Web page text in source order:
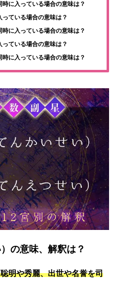
に入っている場合の意味は？
ている場合の意味は？
に入っている場合の意味は？
ている場合の意味は？
に入っている場合の意味は？
の意味、解釈は？
明や秀麗、出世や名誉を司